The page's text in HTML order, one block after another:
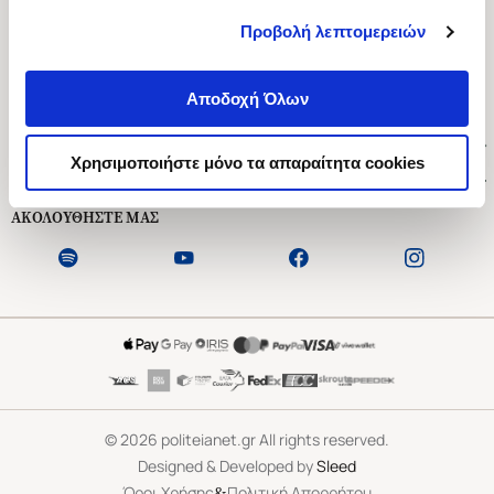
Προβολή λεπτομερειών
Αποδοχή Όλων
Χρησιμοποιήστε μόνο τα απαραίτητα cookies
Ασκληπιού 1-3, Αθήνα 106 79
Δευτέρα - Παρασκευή 09:00-21:00
Εξυπηρέτηση Πελατών
ΑΚΟΛΟΥΘΗΣΤΕ ΜΑΣ
©2026 politeianet.gr All rights reserved.
Designed & Developed bySleed